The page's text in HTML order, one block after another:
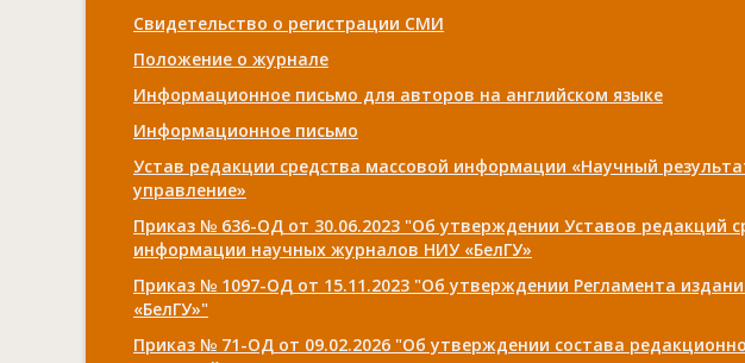
Свидетельство о регистрации СМИ
Положение о журнале
Информационное письмо для авторов на английском языке
Информационное письмо
Устав редакции средства массовой информации «Научный
управление»
Приказ № 636-ОД от 30.06.2023 "Об утверждении Уставов редакций
информации научных журналов НИУ «БелГУ»
Приказ № 1097-ОД от 15.11.2023 "Об утверждении Регламента
«БелГУ»"
Приказ № 71-ОД от 09.02.2026 "Об утверждении состава